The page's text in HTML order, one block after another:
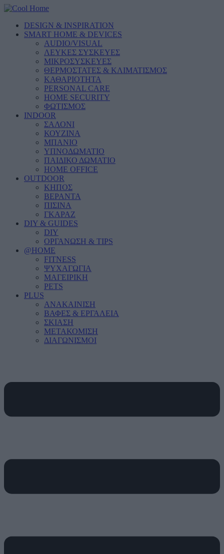
DESIGN & INSPIRATION
SMART HOME & DEVICES
AUDIO/VISUAL
ΛΕΥΚΕΣ ΣΥΣΚΕΥΕΣ
ΜΙΚΡΟΣΥΣΚΕΥΕΣ
ΘΕΡΜΟΣΤΑΤΕΣ & ΚΛΙΜΑΤΙΣΜΟΣ
ΚΑΘΑΡΙΟΤΗΤΑ
PERSONAL CARE
HOME SECURITY
ΦΩΤΙΣΜΟΣ
INDOOR
ΣΑΛΟΝΙ
ΚΟΥΖΙΝΑ
ΜΠΑΝΙΟ
ΥΠΝΟΔΩΜΑΤΙΟ
ΠΑΙΔΙΚΟ ΔΩΜΑΤΙΟ
HOME OFFICE
OUTDOOR
ΚΗΠΟΣ
ΒΕΡΑΝΤΑ
ΠΙΣΙΝΑ
ΓΚΑΡΑΖ
DIY & GUIDES
DIY
ΟΡΓΑΝΩΣΗ & TIPS
@HOME
FITNESS
ΨΥΧΑΓΩΓΙΑ
ΜΑΓΕΙΡΙΚΗ
PETS
PLUS
ΑΝΑΚΑΙΝΙΣΗ
ΒΑΦΕΣ & ΕΡΓΑΛΕΙΑ
ΣΚΙΑΣΗ
ΜΕΤΑΚΟΜΙΣΗ
ΔΙΑΓΩΝΙΣΜΟΙ